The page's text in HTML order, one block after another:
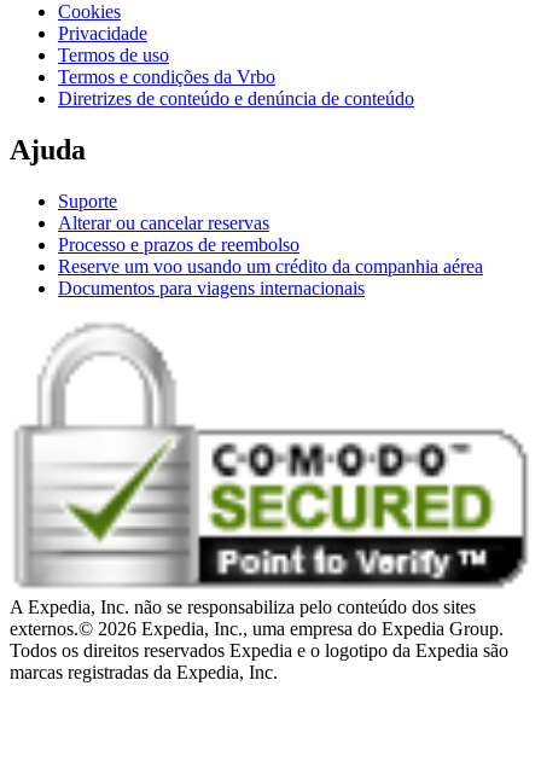
Cookies
Privacidade
Termos de uso
Termos e condições da Vrbo
Diretrizes de conteúdo e denúncia de conteúdo
Ajuda
Suporte
Alterar ou cancelar reservas
Processo e prazos de reembolso
Reserve um voo usando um crédito da companhia aérea
Documentos para viagens internacionais
A Expedia, Inc. não se responsabiliza pelo conteúdo dos sites
externos.© 2026 Expedia, Inc., uma empresa do Expedia Group.
Todos os direitos reservados Expedia e o logotipo da Expedia são
marcas registradas da Expedia, Inc.